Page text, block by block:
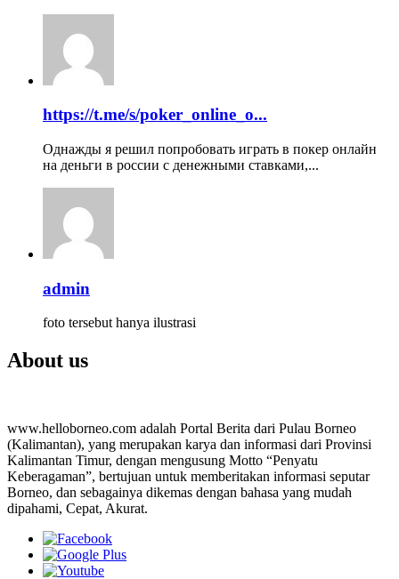
https://t.me/s/poker_online_o...
Однажды я решил попробовать играть в покер онлайн
на деньги в россии с денежными ставками,...
admin
foto tersebut hanya ilustrasi
About us
www.helloborneo.com adalah Portal Berita dari Pulau Borneo
(Kalimantan), yang merupakan karya dan informasi dari Provinsi
Kalimantan Timur, dengan mengusung Motto “Penyatu
Keberagaman”, bertujuan untuk memberitakan informasi seputar
Borneo, dan sebagainya dikemas dengan bahasa yang mudah
dipahami, Cepat, Akurat.